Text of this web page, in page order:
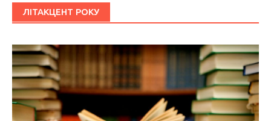
ЛІТАКЦЕНТ РОКУ